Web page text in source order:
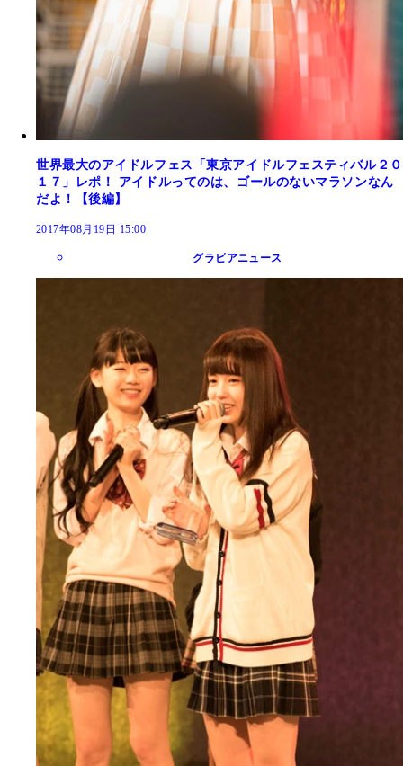
世界最大のアイドルフェス「東京アイドルフェスティバル２０
１７」レポ！ アイドルってのは、ゴールのないマラソンなん
だよ！【後編】
2017年08月19日 15:00
グラビアニュース